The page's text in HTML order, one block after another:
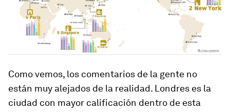
Como vemos, los comentarios de la gente no
están muy alejados de la realidad. Londres es la
ciudad con mayor calificación dentro de esta